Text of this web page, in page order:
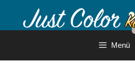
Inhalt
Menü